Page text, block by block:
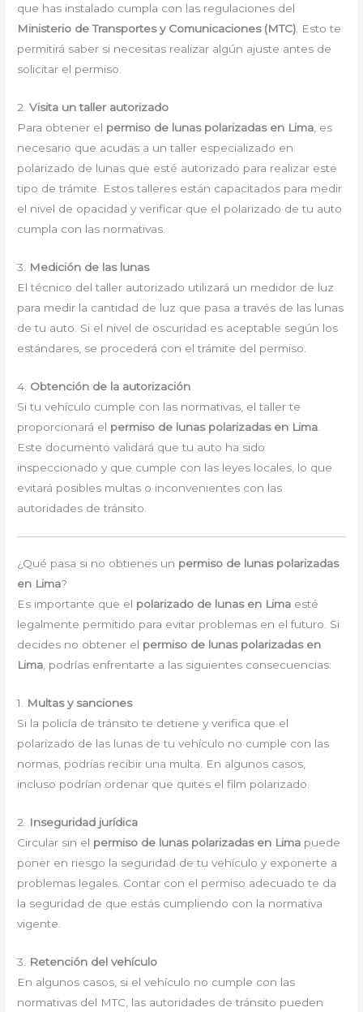
que has instalado cumpla con las regulaciones del
Ministerio de Transportes y Comunicaciones (MTC). Esto te
permitirá saber si necesitas realizar algún ajuste antes de
solicitar el permiso.
2.Visita un taller autorizado
Para obtener el permiso de lunas polarizadas en Lima , es
necesario que acudas a un taller especializado en
polarizado de lunas que esté autorizado para realizar este
tipo de trámite. Estos talleres están capacitados para medir
el nivel de opacidad y verificar que el polarizado de tu auto
cumpla con las normativas.
3.
Medición de las lunas
El técnico del taller autorizado utilizará un medidor de luz
para medir la cantidad de luz que pasa a través de las lunas
de tu auto. Si el nivel de oscuridad es aceptable según los
estándares, se procederá con el trámite del permiso.
4. Obtención de la autorización
Si tu vehículo cumple con las normativas, el taller te
proporcionará el permiso de lunas polarizadas en Lima
Este documento validará que tu auto ha sido
inspeccionado y que cumple con las leyes locales, lo que
evitará posibles multas o inconvenientes con las
autoridades de tránsito.
¿Qué pasa si no obtienes un permiso de lunas polarizadas
en Lima?
Es importante que el polarizado de lunas en Lima esté
legalmente permitido para evitar problemas en el futuro. Si
decides no obtener el permiso de lunas polarizadas en
Lima, podrías enfrentarte a las siguientes consecuencias:
1. Multas y sanciones
Si la policía de tránsito te detiene y verifica que el
polarizado de las lunas de tu vehículo no cumple con las
normas, podrías recibir una multa. En algunos casos,
incluso podrían ordenar que quites el film polarizado.
2.
Inseguridad jurídica
Circular sin el permiso de lunas polarizadas en Lima puede
poner en riesgo la seguridad de tu vehículo y exponerte a
problemas legales. Contar con el permiso adecuado te da
la seguridad de que estás cumpliendo con la normativa
vigente.
3.
Retención del vehículo
En algunos casos, si el vehículo no cumple con las
normativas del MTC, las autoridades de tránsito pueden